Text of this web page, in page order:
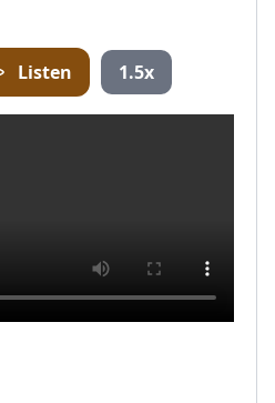
Listen 1.5x